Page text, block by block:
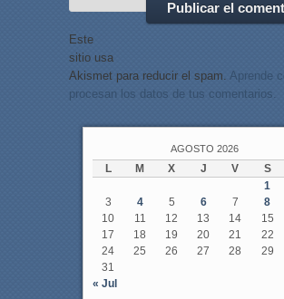
Este
sitio usa
Akismet para reducir el spam. Aprende
procesan los datos de tus comentarios.
AGOSTO 2026
L M X J V S
1
3
4 5 6 7 8
10
11 12 13 14 15
17
18 19 20 21 22
24
25 26 27 28 29
31
« Jul